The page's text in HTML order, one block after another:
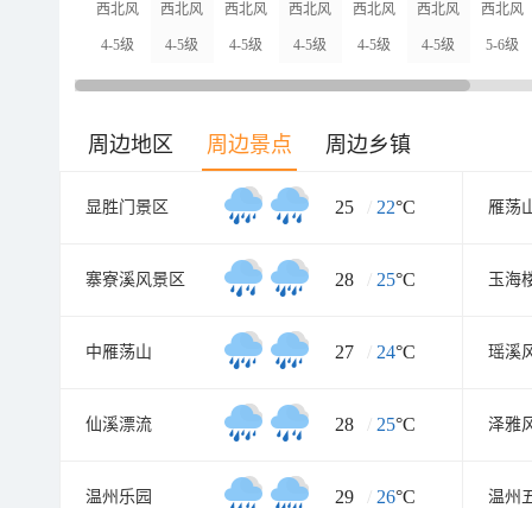
西北风
4-5级
西北风
4-5级
西北风
4-5级
西北风
4-5级
西北风
4-5级
西北风
4-5级
西北风
5-6级
周边地区 周边景点 周边乡镇
显胜门景区 25 / 22°C 雁荡
寨寮溪风景区 28 / 25°C 玉海
中雁荡山 27 / 24°C 瑶溪
仙溪漂流 28 / 25°C 泽雅
温州乐园 29 / 26°C 温州